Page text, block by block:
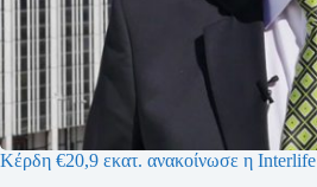
Κέρδη €20,9 εκατ. ανακοίνωσε η Interlife